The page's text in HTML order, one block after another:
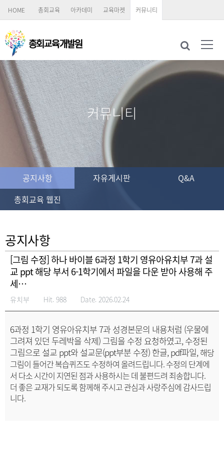
HOME 총회교육 아카데미 교육마켓 커뮤니티
커뮤니티
공지사항 자유게시판
Q&A
총회교육 웹진
공지사항
[그림 수정] 하나 바이블 6과정 1학기 영유아유치부 7과 설
교 ppt 해당 부서 6-1학기에서 파일을 다운 받아 사용해 주
세…
유치부 Hit. 988 Date. 2026.02.24
6과정 1학기 영유아유치부 7과 성경본문의 내용처럼 (우물에
그려져 있던 두레박을 삭제) 그림을 수정 요청하였고, 수정된
그림으로 설교 ppt와 설교문(ppt부분 수정) 한글, pdf파일,해당
그림이 들어간 복습퀴즈도 수정하여 올려드립니다. 수정의 단계에
서 다소 시간이 지연된 점과 사용하시는 데 불편드려 죄송합니다.
더 좋은 교재가 되도록 함께해 주시고 관심과 사랑주심에 감사드립
니다.